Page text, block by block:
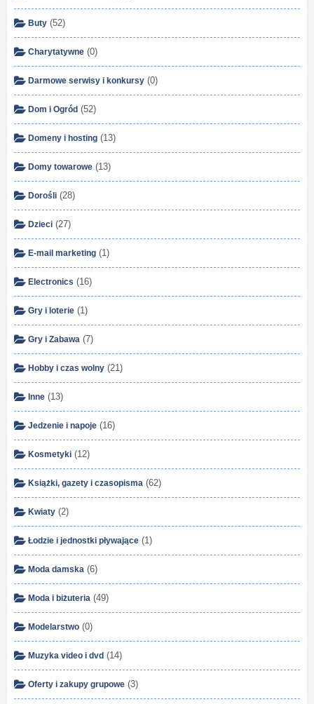
Buty (52)
Charytatywne (0)
Darmowe serwisy i konkursy (0)
Dom i Ogród (52)
Domeny i hosting (13)
Domy towarowe (13)
Dorośli (28)
Dzieci (27)
E-mail marketing (1)
Electronics (16)
Gry i loterie (1)
Gry i Zabawa (7)
Hobby i czas wolny (21)
Inne (13)
Jedzenie i napoje (16)
Kosmetyki (12)
Książki, gazety i czasopisma (62)
Kwiaty (2)
Łodzie i jednostki pływające (1)
Moda damska (6)
Moda i biżuteria (49)
Modelarstwo (0)
Muzyka video i dvd (14)
Oferty i zakupy grupowe (3)